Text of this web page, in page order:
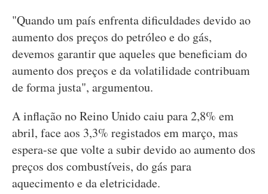
"Quando um país enfrenta dificuldades devido ao
aumento dos preços do petróleo e do gás,
devemos garantir que aqueles que beneficiam do
aumento dos preços e da volatilidade contribuam
de forma justa", argumentou.
A inflação no Reino Unido caiu para 2,8% em
abril, face aos 3,3% registados em março, mas
espera-se que volte a subir devido ao aumento dos
preços dos combustíveis, do gás para
aquecimento e da eletricidade.